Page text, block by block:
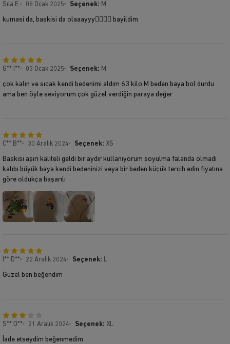
Sıla E. 08 Ocak 2025 Seçenek: M
kumasi da, baskisi da olaaayyy✋🏾✋🏾 bayildim
G** İ** 03 Ocak 2025 Seçenek: M
çok kalın ve sıcak kendi bedenimi aldım 63 kilo M beden baya bol durdu
ama ben öyle seviyorum çok güzel verdiğin paraya değer
C** B** 30 Aralık 2024 Seçenek: XS
Baskısı aşırı kaliteli geldi bir aydır kullanıyorum soyulma falanda olmadı
kalıbı büyük baya kendi bedeninizi veya bir beden küçük tercih edin fiyatına
göre oldukça başarılı
I** D** 22 Aralık 2024 Seçenek:
Güzel ben beğendim
S** D** 21 Aralık 2024 Seçenek: XL
İade etseydim beğenmedim